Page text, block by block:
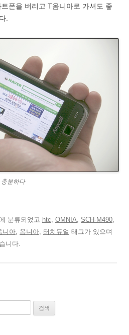
폰을 버리고 T옴니아로 가셔도 좋
.
분하다
분류되었고 htc, OMNIA, SCH-M490,
니아, 옴니아, 터치듀얼 태그가 있으며
니다.